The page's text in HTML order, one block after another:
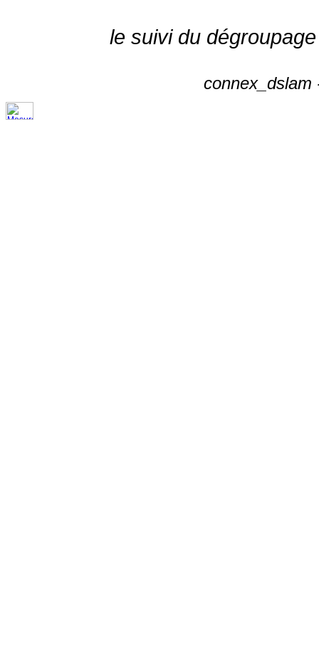
le suivi du
connex_dslam